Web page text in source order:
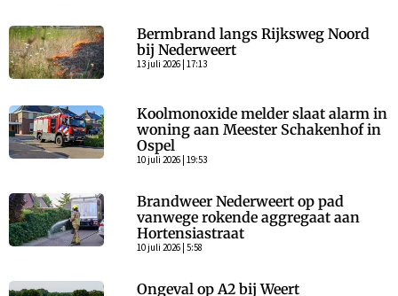
Bermbrand langs Rijksweg Noord
bij Nederweert
13 juli 2026 | 17:13
Koolmonoxide melder slaat alarm in
woning aan Meester Schakenhof in
Ospel
10 juli 2026 | 19:53
Brandweer Nederweert op pad
vanwege rokende aggregaat aan
Hortensiastraat
10 juli 2026 | 5:58
Ongeval op A2 bij Weert